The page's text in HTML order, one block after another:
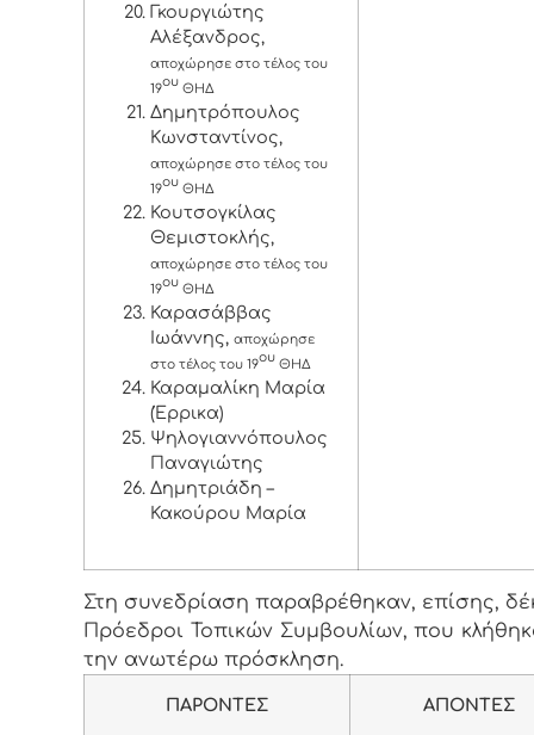
Γκουργιώτης
Αλέξανδρος,
αποχώρησε στο τέλος του
19ου ΘΗΔ
Δημητρόπουλος
Κωνσταντίνος,
αποχώρησε στο τέλος του
19ου ΘΗΔ
Κουτσογκίλας
Θεμιστοκλής,
αποχώρησε στο τέλος του
19ου ΘΗΔ
Καρασάββας
Ιωάννης, αποχώρησε
στο τέλος του 19ου ΘΗΔ
Καραμαλίκη Μαρία
(Έρρικα)
Ψηλογιαννόπουλος
Παναγιώτης
Δημητριάδη –
Κακούρου Μαρία
Στη συνεδρίαση παραβρέθηκαν, επίσης,
Πρόεδροι Τοπικών Συμβουλίων, που
την ανωτέρω πρόσκληση.
ΠΑΡΟΝΤΕΣ ΑΠΟΝΤΕΣ